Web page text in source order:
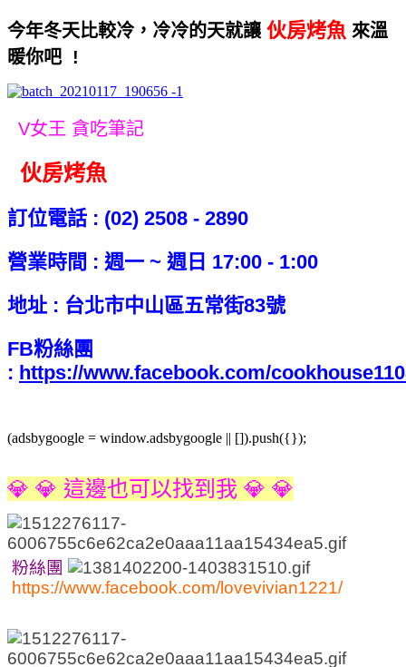
今年冬天比較冷，冷冷的天就讓 伙房烤魚 來溫
暖你吧 !
V女王 貪吃筆記
伙房烤魚
訂位電話 : (02) 2508 - 2890
營業時間 : 週一 ~ 週日 17:00 - 1:00
地址 : 台北市中山區五常街83號
FB粉絲團
: https://www.facebook.com/
(adsbygoogle = window.adsbygoogle || []).push({});
💎 💎 這邊也可以找到我 💎 💎
粉絲團
https://www.facebook.com/lovevivian1221/